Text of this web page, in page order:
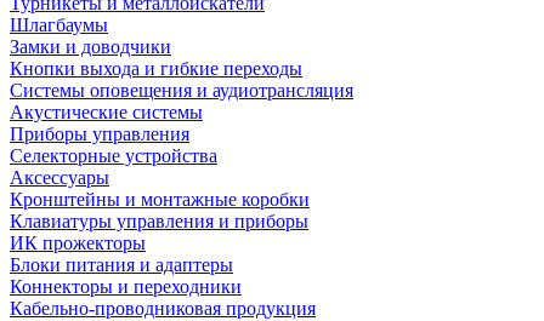
Шлагбаумы
Замки и доводчики
Кнопки выхода и гибкие переходы
Системы оповещения и аудиотрансляция
Акустические системы
Приборы управления
Селекторные устройства
Аксессуары
Кронштейны и монтажные коробки
Клавиатуры управления и приборы
ИК прожекторы
Блоки питания и адаптеры
Коннекторы и переходники
Кабельно-проводниковая продукция